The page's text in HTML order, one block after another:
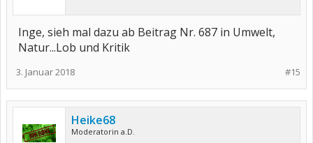
Inge, sieh mal dazu ab Beitrag Nr. 687 in Umwelt,
Natur...Lob und Kritik
#15
3. Januar 2018
Heike68
Moderatorin a.D.